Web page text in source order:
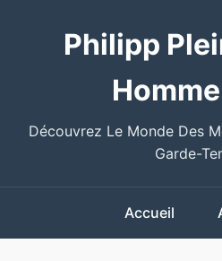
Philipp
Découvrez Le Monde Des
Garde-
Accueil